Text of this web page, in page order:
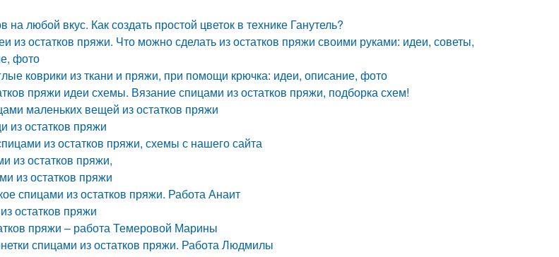
на любой вкус. Как создать простой цветок в технике Ганутель?
из остатков пряжи. Что можно сделать из остатков пряжи своими руками: идеи, советы,
фото
коврики из ткани и пряжи, при помощи крючка: идеи, описание, фото
пряжи идеи схемы. Вязание спицами из остатков пряжи, подборка схем!
маленьких вещей из остатков пряжи
из остатков пряжи
из остатков пряжи, схемы с нашего сайта
из остатков пряжи,
из остатков пряжи
спицами из остатков пряжи. Работа Анаит
остатков пряжи
пряжи – работа Темеровой Марины
спицами из остатков пряжи. Работа Людмилы